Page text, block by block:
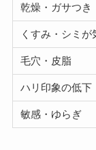
乾燥・ガサつき
くすみ・シミが
毛穴・皮脂
ハリ印象の低下
敏感・ゆらぎ